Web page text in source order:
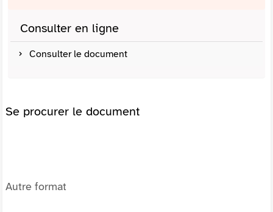
Consulter en ligne
Consulter le document
Se procurer le document
Autre format